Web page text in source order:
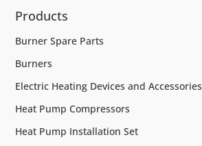
Products
Burner Spare Parts
Burners
Electric Heating Devices and Accessories
Heat Pump Compressors
Heat Pump Installation Set